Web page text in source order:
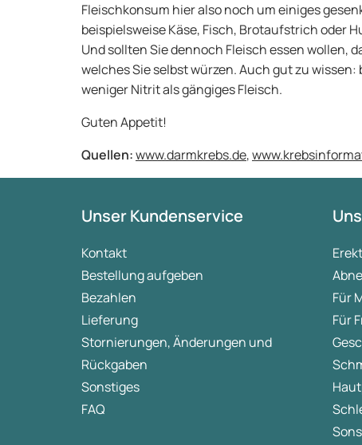
Fleischkonsum hier also noch um einiges
beispielsweise Käse, Fisch, Brotaufstrich oder
Und sollten Sie dennoch Fleisch essen wollen,
welches Sie selbst würzen. Auch gut zu
weniger Nitrit als gängiges Fleisch.
Guten Appetit!
Quellen:www.darmkrebs.de,
Unser Kundenservice
Kontakt
Bestellung aufgeben
Bezahlen
Lieferung
Stornierungen, Änderungen und
Rückgaben
Sonstiges
FAQ
Für
Für